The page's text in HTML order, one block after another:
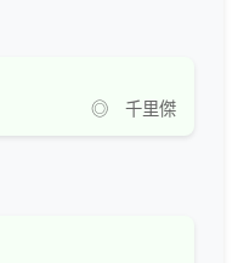
◎ 千里傑